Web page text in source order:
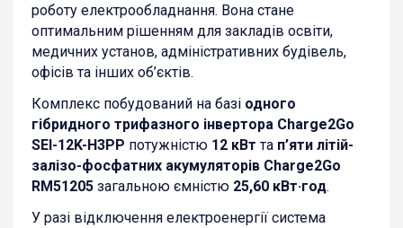
роботу електрообладнання. Вона стане
оптимальним рішенням для закладів освіти,
медичних установ, адміністративних будівель,
офісів та інших об’єктів.
Комплекс побудований на базі одного
гібридного трифазного інвертора Charge2Go
SEI-12K-H3PP потужністю 12 кВт та п’яти літій-
залізо-фосфатних акумуляторів Charge2Go
RM51205 загальною ємністю 25,60 кВт·год.
У разі відключення електроенергії система